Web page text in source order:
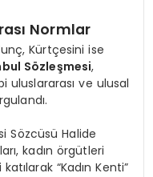
Normlar
Kürtçesini ise
Sözleşmesi,
uluslararası ve ulusal
Sözcüsü Halide
kadın örgütleri
“Kadın Kenti”